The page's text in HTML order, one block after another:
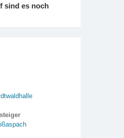
sind es noch